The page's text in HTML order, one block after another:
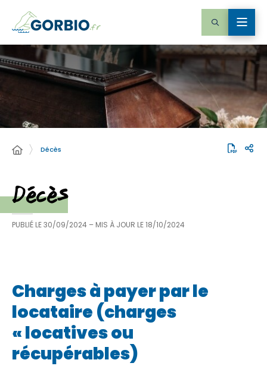
Décès
Décès
PUBLIÉ LE30/09/2024 – MIS À JOUR LE18/10/2024
Charges à payer par le
locataire (charges
« locatives ou
récupérables)